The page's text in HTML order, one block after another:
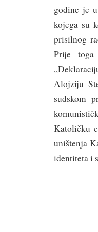
godine je
kojega su
prisilnog
Prije
Alojziju
sudskom
Katoličku
uništenja
identiteta i